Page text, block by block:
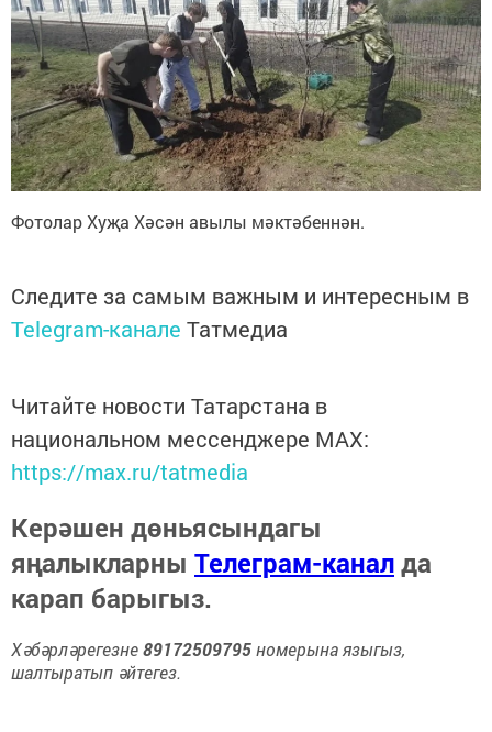
Фотолар Хуҗа Хәсән авылы мәктәбеннән.
Следите за самым важным и интересным в
Telegram-канале Татмедиа
Читайте новости Татарстана в
национальном мессенджере MАХ:
https://max.ru/tatmedia
Керәшен дөньясындагы
яңалыкларны Телеграм-каналда
карап барыгыз.
Хәбәрләрегезне89172509795номерына языгыз,
шалтыратып әйтегез.